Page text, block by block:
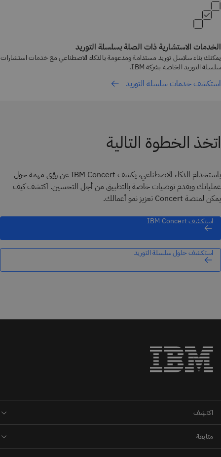
الخدمات الاستشارية ذات الصلة بسلسلة التوريد
يمكنك بناء سلاسل توريد مستدامة ومدعومة بالذكاء الاصطناعي مع خدمات استشارات
سلسلة التوريد الخاصة بشركة IBM.
استكشف خدمات سلسلة التوريد
اتخذ الخطوة التالية
باستخدام الذكاء الاصطناعي، يكشف IBM Concert عن رؤى مهمة حول
عملياتك ويقدم توصيات خاصة بالتطبيق من أجل التحسين. اكتشف كيف
يمكن لمنصة Concert تعزيز نمو أعمالك.
استكشف IBM Concert
استكشف حلول سلسلة التوريد